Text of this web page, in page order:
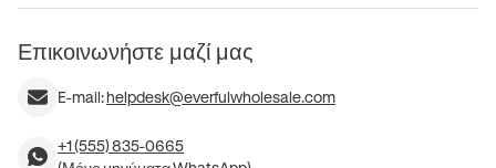
Επικοινωνήστε μαζί μας
E-mail:helpdesk@everfulwholesale.com
+1 (555) 835-0665